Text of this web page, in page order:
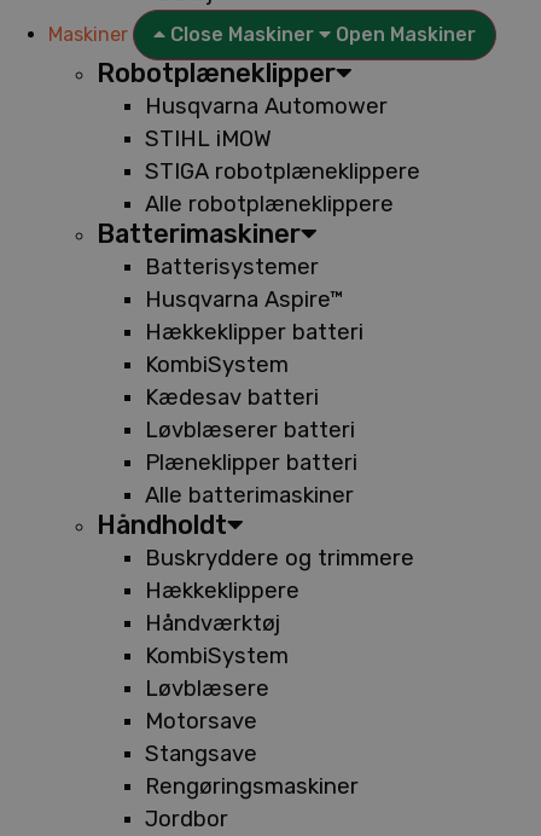
Maskiner Close Maskiner Open Maskiner
Robotplæneklipper
Husqvarna Automower
STIHL iMOW
STIGA robotplæneklippere
Alle robotplæneklippere
Batterimaskiner
Batterisystemer
Husqvarna Aspire™
Hækkeklipper batteri
KombiSystem
Kædesav batteri
Løvblæserer batteri
Plæneklipper batteri
Alle batterimaskiner
Håndholdt
Buskryddere og trimmere
Hækkeklippere
Håndværktøj
KombiSystem
Løvblæsere
Motorsave
Stangsave
Rengøringsmaskiner
Jordbor